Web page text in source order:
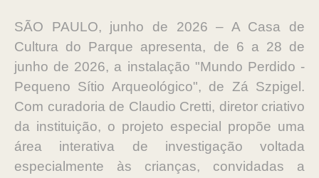
SÃO PAULO, junho de 2026 – A Casa de
Cultura do Parque apresenta, de 6 a 28 de
junho de 2026, a instalação "Mundo Perdido -
Pequeno Sítio Arqueológico", de Zá Szpigel.
Com curadoria de Claudio Cretti, diretor criativo
da instituição, o projeto especial propõe uma
área interativa de investigação voltada
especialmente às crianças, convidadas a